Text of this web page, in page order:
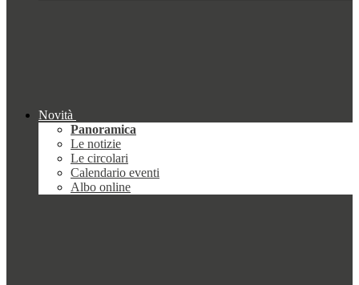
Novità
Panoramica
Le notizie
Le circolari
Calendario eventi
Albo online